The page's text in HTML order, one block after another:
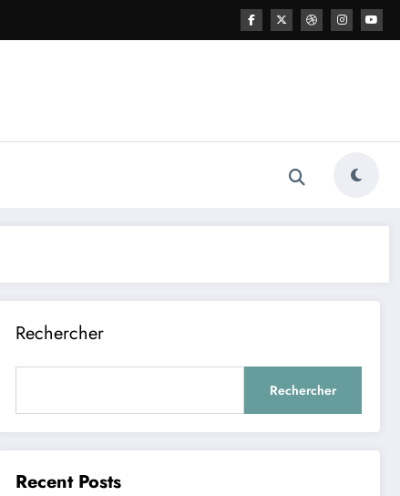
Rechercher
Rechercher
Recent Posts